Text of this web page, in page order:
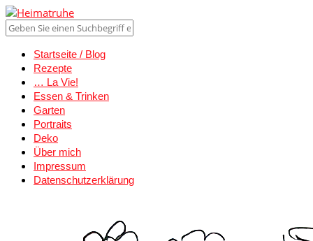
Startseite / Blog
Rezepte
… La Vie!
Essen & Trinken
Garten
Portraits
Deko
Über mich
Impressum
Datenschutzerklärung